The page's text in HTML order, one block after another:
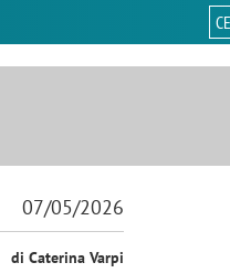
07/05/2026
di Caterina Varpi